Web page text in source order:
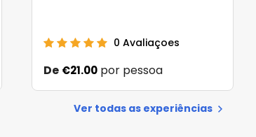
0 Avaliaçoes
De €21.00 por pessoa
Ver todas as experiências